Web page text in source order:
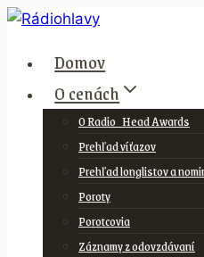
Skip
contentDomov
O cenách
O Radio_Head Awards
Prehľad víťazov
Prehľad longlistov a
Poroty
Porotcovia
Záznamy z odovzdávaní